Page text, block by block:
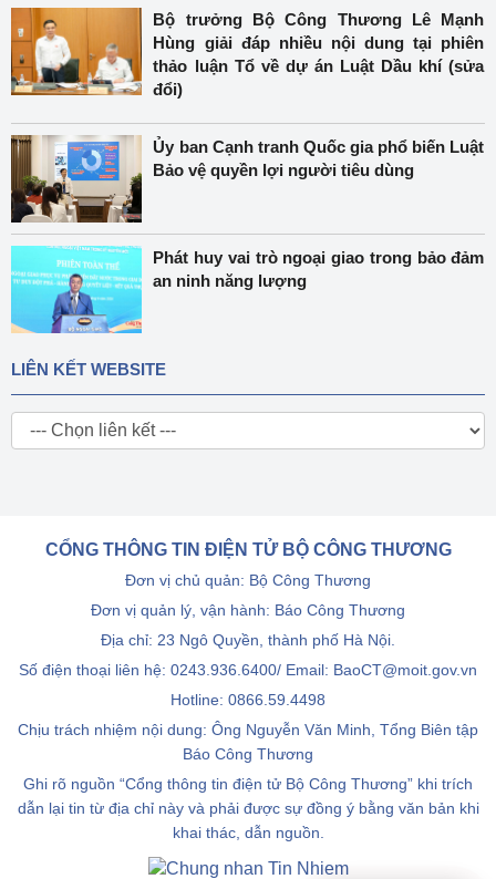
Bộ trưởng Bộ Công Thương Lê Mạnh
Hùng giải đáp nhiều nội dung tại phiên
thảo luận Tổ về dự án Luật Dầu khí (sửa
đổi)
Ủy ban Cạnh tranh Quốc gia phổ biến Luật
Bảo vệ quyền lợi người tiêu dùng
Phát huy vai trò ngoại giao trong bảo đảm
an ninh năng lượng
LIÊN KẾT WEBSITE
CỔNG THÔNG TIN ĐIỆN TỬ BỘ CÔNG THƯƠNG
Đơn vị chủ quản: Bộ Công Thương
Đơn vị quản lý, vận hành: Báo Công Thương
Địa chỉ: 23 Ngô Quyền, thành phố Hà Nội.
Số điện thoại liên hệ: 0243.936.6400/ Email: BaoCT@moit.gov.vn
Hotline: 0866.59.4498
Chịu trách nhiệm nội dung: Ông Nguyễn Văn Minh, Tổng Biên tập
Báo Công Thương
Ghi rõ nguồn “Cổng thông tin điện tử Bộ Công Thương” khi trích
dẫn lại tin từ địa chỉ này và phải được sự đồng ý bằng văn bản khi
khai thác, dẫn nguồn.